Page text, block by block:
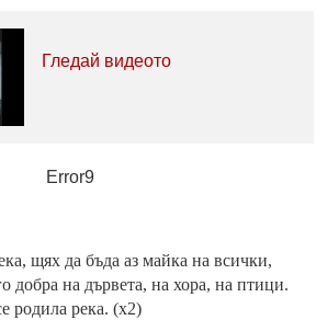
Гледай видеото
Error9
щях да бъда аз майка на всички,
добра на дървета, на хора, на птици.
родила река. (x2)